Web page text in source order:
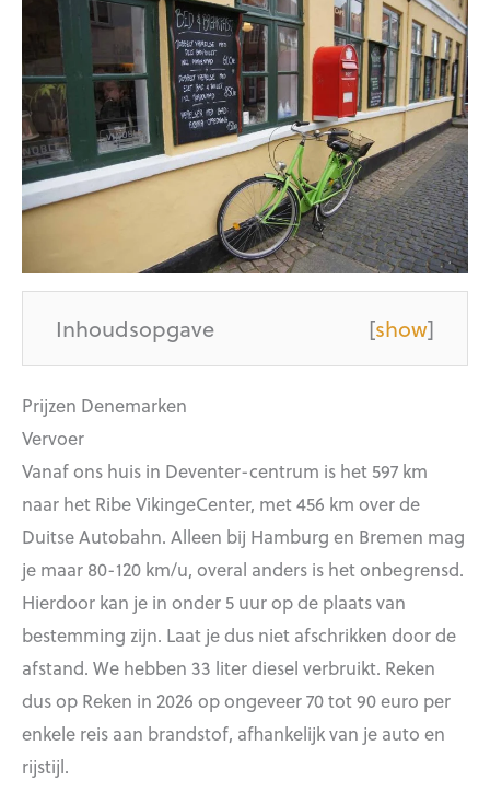
Inhoudsopgave [show]
Prijzen Denemarken
Vervoer
Vanaf ons huis in Deventer-centrum is het 597 km
naar het Ribe VikingeCenter, met 456 km over de
Duitse Autobahn. Alleen bij Hamburg en Bremen mag
je maar 80-120 km/u, overal anders is het onbegrensd.
Hierdoor kan je in onder 5 uur op de plaats van
bestemming zijn. Laat je dus niet afschrikken door de
afstand. We hebben 33 liter diesel verbruikt. Reken
dus op Reken in 2026 op ongeveer 70 tot 90 euro per
enkele reis aan brandstof, afhankelijk van je auto en
rijstijl.